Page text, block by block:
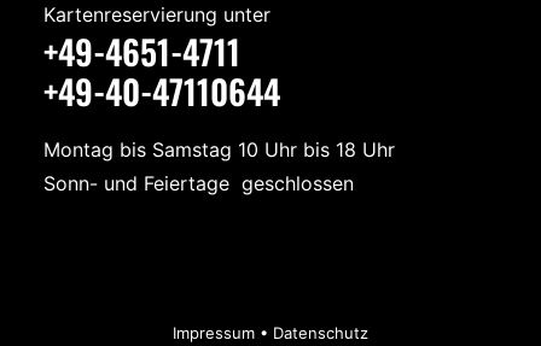
Kartenreservierung unter
+49-4651-4711
+49-40-47110644
Montag bis Samstag 10 Uhr bis 18 Uhr
Sonn- und Feiertage geschlossen
Impressum • Datenschutz